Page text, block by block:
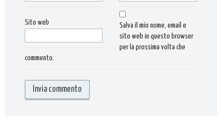
Sito web
Salva il mio nome, email e
sito web in questo browser
per la prossima volta che
commento.